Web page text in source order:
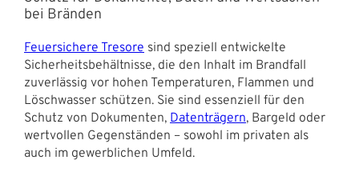
bei Bränden
Feuersichere Tresore sind speziell entwickelte
Sicherheitsbehältnisse, die den Inhalt im Brandfall
zuverlässig vor hohen Temperaturen, Flammen und
Löschwasser schützen. Sie sind essenziell für den
Schutz von Dokumenten, Datenträgern, Bargeld oder
wertvollen Gegenständen – sowohl im privaten als
auch im gewerblichen Umfeld.